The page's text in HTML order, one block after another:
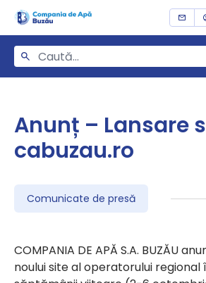
Anunț – Lansare
cabuzau.ro
Comunicate de presă
COMPANIA DE APĂ S.A. BUZĂU
noului site al operatorului regional